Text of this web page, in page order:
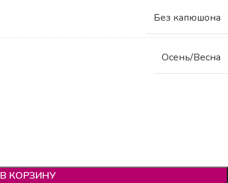
Без капюшона
Осень/Весна
В КОРЗИНУ